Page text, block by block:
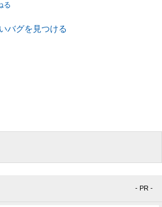
る
バグを見つける
- PR -